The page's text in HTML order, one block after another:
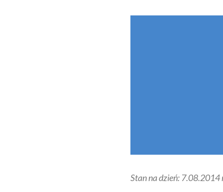
Stan na dzień: 7.08.2014